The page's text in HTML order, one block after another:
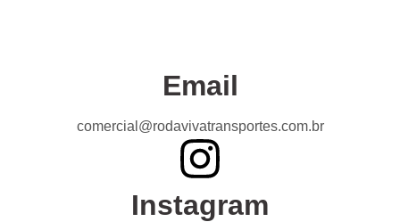
Email
comercial@rodavivatransportes.com.br
Instagram